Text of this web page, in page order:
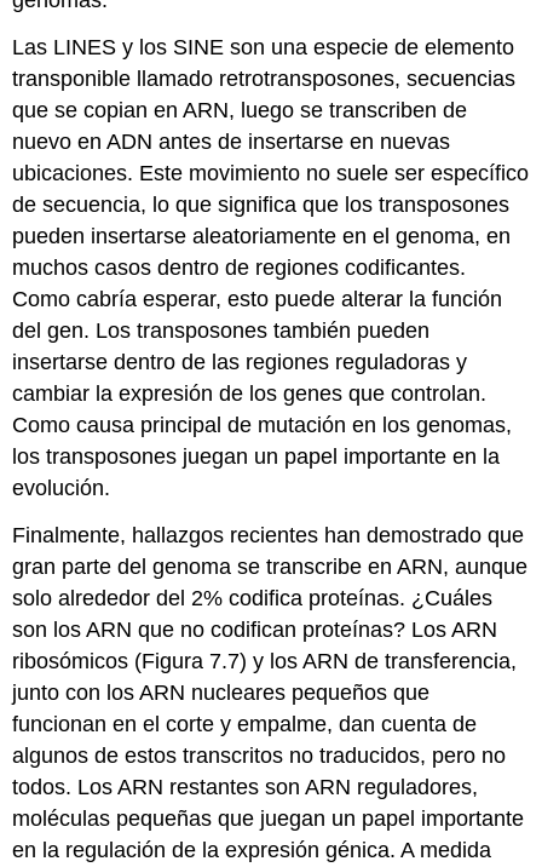
Las LINES y los SINE son una especie de elemento
transponible llamado retrotransposones, secuencias
que se copian en ARN, luego se transcriben de
nuevo en ADN antes de insertarse en nuevas
ubicaciones. Este movimiento no suele ser específico
de secuencia, lo que significa que los transposones
pueden insertarse aleatoriamente en el genoma, en
muchos casos dentro de regiones codificantes.
Como cabría esperar, esto puede alterar la función
del gen. Los transposones también pueden
insertarse dentro de las regiones reguladoras y
cambiar la expresión de los genes que controlan.
Como causa principal de mutación en los genomas,
los transposones juegan un papel importante en la
evolución.
Finalmente, hallazgos recientes han demostrado que
gran parte del genoma se transcribe en ARN, aunque
solo alrededor del 2% codifica proteínas. ¿Cuáles
son los ARN que no codifican proteínas? Los ARN
ribosómicos (Figura 7.7) y los ARN de transferencia,
junto con los ARN nucleares pequeños que
funcionan en el corte y empalme, dan cuenta de
algunos de estos transcritos no traducidos, pero no
todos. Los ARN restantes son ARN reguladores,
moléculas pequeñas que juegan un papel importante
en la regulación de la expresión génica. A medida